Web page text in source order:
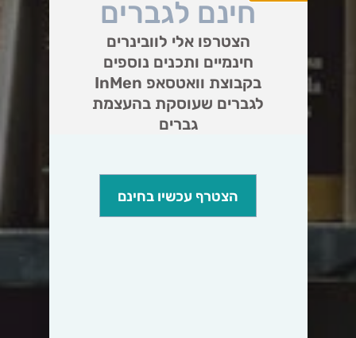
חינם לגברים
הצטרפו אלי לוובינרים
חינמיים ותכנים נוספים
בקבוצת וואטסאפ InMen
לגברים שעוסקת בהעצמת
גברים
הצטרף עכשיו בחינם